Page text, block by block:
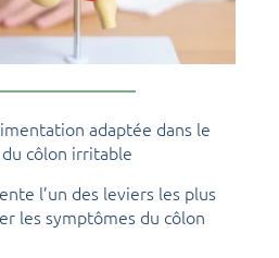
adaptée dans le
côlon irritable
l’un des leviers les plus
les symptômes du côlon